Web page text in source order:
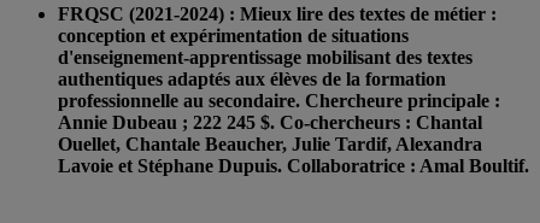
FRQSC (2021-2024) : Mieux lire des textes de métier :
conception et expérimentation de situations
d'enseignement-apprentissage mobilisant des textes
authentiques adaptés aux élèves de la formation
professionnelle au secondaire. Chercheure principale :
Annie Dubeau ; 222 245 $. Co-chercheurs : Chantal
Ouellet, Chantale Beaucher, Julie Tardif, Alexandra
Lavoie et Stéphane Dupuis. Collaboratrice : Amal Boultif.